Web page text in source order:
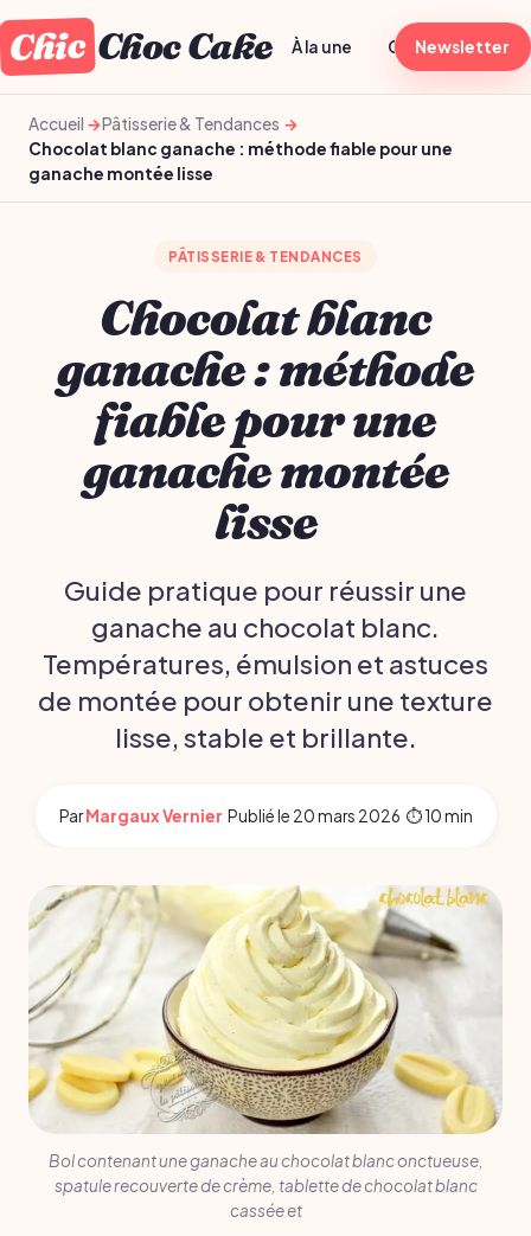
Chic Choc Cake À la une Généraliste
Newsletter
Accueil
Pâtisserie & Tendances
Chocolat blanc ganache : méthode fiable pour une
ganache montée lisse
PÂTISSERIE & TENDANCES
Chocolat blanc
ganache : méthode
fiable pour une
ganache montée
lisse
Guide pratique pour réussir une
ganache au chocolat blanc.
Températures, émulsion et astuces
de montée pour obtenir une texture
lisse, stable et brillante.
ParMargaux Vernier·Publié le 20 mars 2026·⏱ 10 min
Bol contenant une ganache au chocolat blanc onctueuse,
spatule recouverte de crème, tablette de chocolat blanc
cassée et